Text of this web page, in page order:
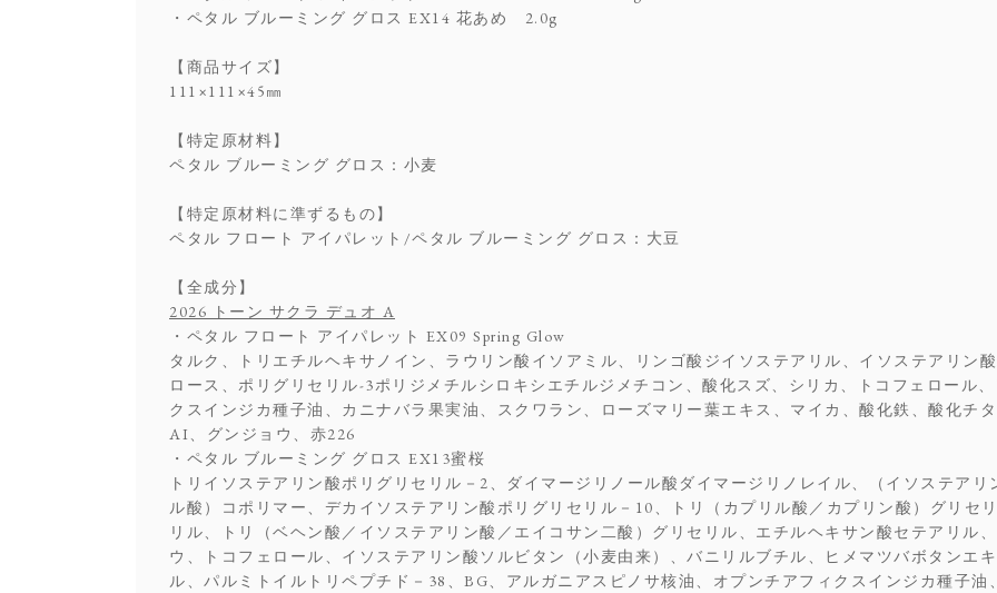
・ペタル ブルーミング グロス EX14 花あめ 2.0g
【商品サイズ】
111×111×45㎜
【特定原材料】
ペタル ブルーミング グロス：小麦
【特定原材料に準ずるもの】
ペタル フロート アイパレット/ペタル ブルーミング グロス：大豆
【全成分】
2026 トーン サクラ デュオ A
・ペタル フロート アイパレット EX09 Spring Glow
タルク、トリエチルヘキサノイン、ラウリン酸イソアミル、リンゴ酸ジイソステアリル、イソステアリン
ロース、ポリグリセリル-3ポリジメチルシロキシエチルジメチコン、酸化スズ、シリカ、トコフェロール
クスインジカ種子油、カニナバラ果実油、スクワラン、ローズマリー葉エキス、マイカ、酸化鉄、酸化チ
AI、グンジョウ、赤226
・ペタル ブルーミング グロス EX13蜜桜
トリイソステアリン酸ポリグリセリル－2、ダイマージリノール酸ダイマージリノレイル、（イソステア
ル酸）コポリマー、デカイソステアリン酸ポリグリセリル－10、トリ（カプリル酸／カプリン酸）グリセ
リル、トリ（ベヘン酸／イソステアリン酸／エイコサン二酸）グリセリル、エチルヘキサン酸セテアリル
ウ、トコフェロール、イソステアリン酸ソルビタン（小麦由来）、バニリルブチル、ヒメマツバボタンエ
ル、パルミトイルトリペプチド－38、BG、アルガニアスピノサ核油、オプンチアフィクスインジカ種子